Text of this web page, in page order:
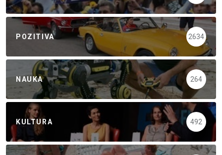
POZITIVA 2634
NAUKA 264
KULTURA 492